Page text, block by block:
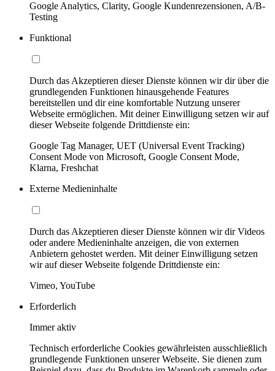
Google Analytics, Clarity, Google Kundenrezensionen, A/B-
Testing
Funktional
Durch das Akzeptieren dieser Dienste können wir dir über die
grundlegenden Funktionen hinausgehende Features
bereitstellen und dir eine komfortable Nutzung unserer
Webseite ermöglichen. Mit deiner Einwilligung setzen wir auf
dieser Webseite folgende Drittdienste ein:
Google Tag Manager, UET (Universal Event Tracking)
Consent Mode von Microsoft, Google Consent Mode,
Klarna, Freshchat
Externe Medieninhalte
Durch das Akzeptieren dieser Dienste können wir dir Videos
oder andere Medieninhalte anzeigen, die von externen
Anbietern gehostet werden. Mit deiner Einwilligung setzen
wir auf dieser Webseite folgende Drittdienste ein:
Vimeo, YouTube
Erforderlich
Immer aktiv
Technisch erforderliche Cookies gewährleisten ausschließlich
grundlegende Funktionen unserer Webseite. Sie dienen zum